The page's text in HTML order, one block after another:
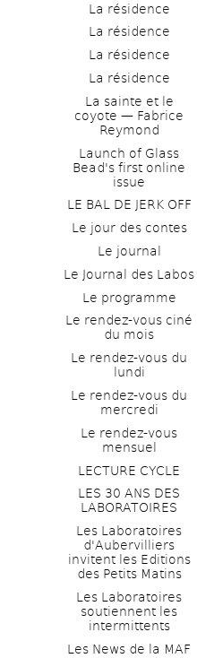
La résidence
La résidence
La résidence
La résidence
La sainte et le
coyote — Fabrice
Reymond
Launch of Glass
Bead's first online
issue
LE BAL DE JERK OFF
Le jour des contes
Le journal
Le Journal des Labos
Le programme
Le rendez-vous ciné
du mois
Le rendez-vous du
lundi
Le rendez-vous du
mercredi
Le rendez-vous
mensuel
LECTURE CYCLE
LES 30 ANS DES
LABORATOIRES
Les Laboratoires
d'Aubervilliers
invitent les Editions
des Petits Matins
Les Laboratoires
soutiennent les
intermittents
Les News de la MAF